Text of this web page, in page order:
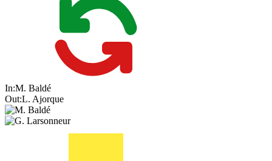
In:M. Baldé
Out:L. Ajorque